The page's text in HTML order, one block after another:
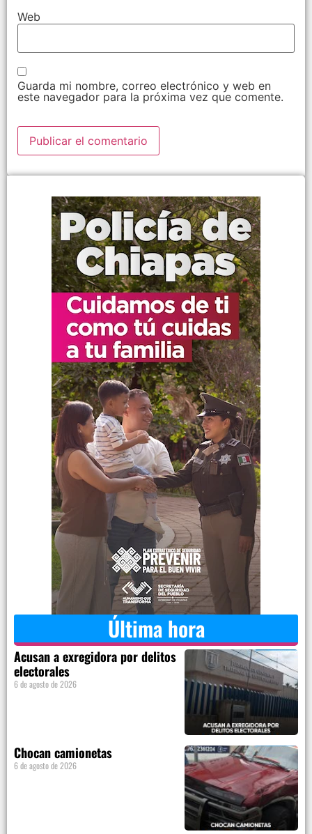
Web
Guarda mi nombre, correo electrónico y web en
este navegador para la próxima vez que comente.
Última hora
Acusan a exregidora por delitos
electorales
6 de agosto de 2026
Chocan camionetas
6 de agosto de 2026